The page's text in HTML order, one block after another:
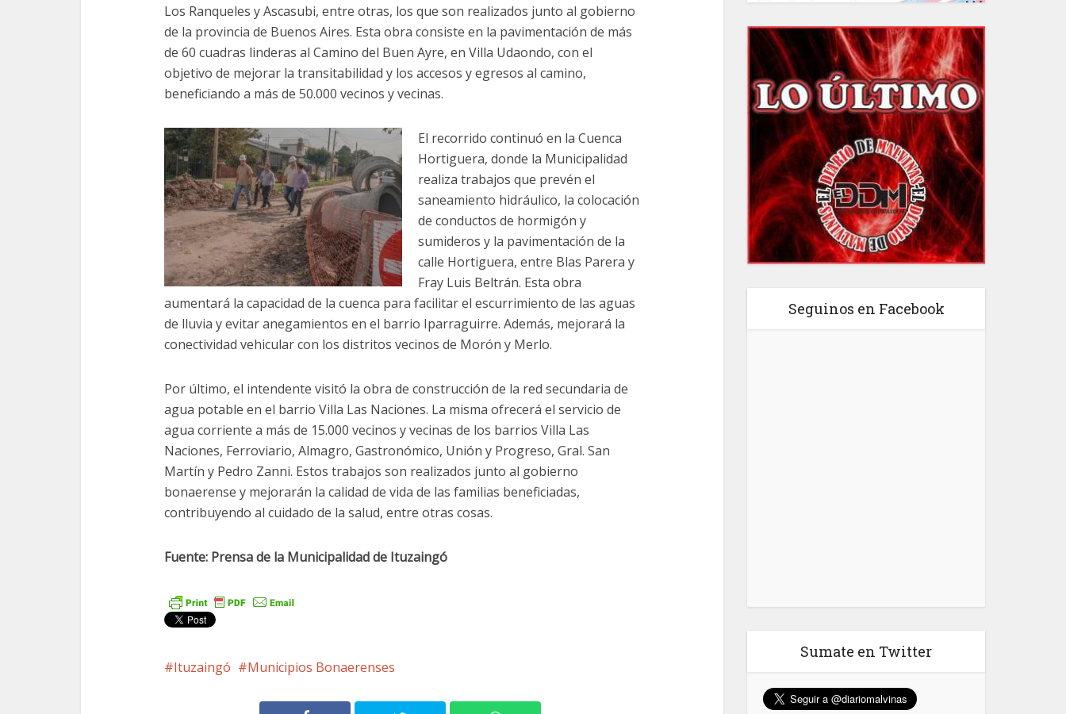
Los Ranqueles y Ascasubi, entre otras, los que son realizados junto al gobierno
de la provincia de Buenos Aires. Esta obra consiste en la pavimentación de más
de 60 cuadras linderas al Camino del Buen Ayre, en Villa Udaondo, con el
objetivo de mejorar la transitabilidad y los accesos y egresos al camino,
beneficiando a más de 50.000 vecinos y vecinas.
El recorrido continuó en la Cuenca
Hortiguera, donde la Municipalidad
realiza trabajos que prevén el
saneamiento hidráulico, la colocación
de conductos de hormigón y
sumideros y la pavimentación de la
calle Hortiguera, entre Blas Parera y
Fray Luis Beltrán. Esta obra
aumentará la capacidad de la cuenca para facilitar el escurrimiento de las aguas
de lluvia y evitar anegamientos en el barrio Iparraguirre. Además, mejorará la
conectividad vehicular con los distritos vecinos de Morón y Merlo.
Por último, el intendente visitó la obra de construcción de la red secundaria de
agua potable en el barrio Villa Las Naciones. La misma ofrecerá el servicio de
agua corriente a más de 15.000 vecinos y vecinas de los barrios Villa Las
Naciones, Ferroviario, Almagro, Gastronómico, Unión y Progreso, Gral. San
Martín y Pedro Zanni. Estos trabajos son realizados junto al gobierno
bonaerense y mejorarán la calidad de vida de las familias beneficiadas,
contribuyendo al cuidado de la salud, entre otras cosas.
Fuente: Prensa de la Municipalidad de Ituzaingó
Ituzaingó Municipios Bonaerenses
Seguinos en Facebook
Sumate en Twitter